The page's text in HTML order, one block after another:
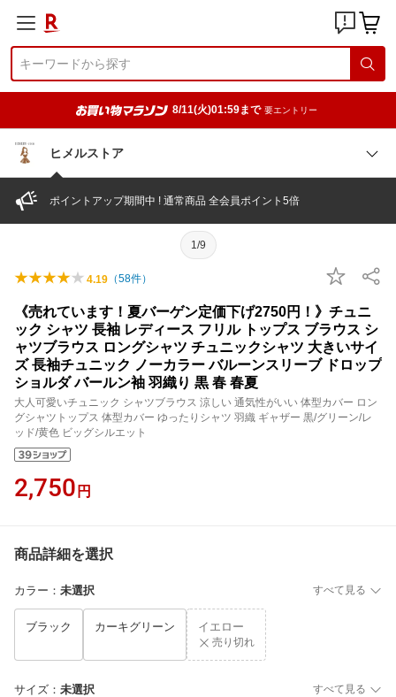
8/11(火)01:59まで 要エントリー
ヒメルストア
ポイントアップ期間中 ! 通常商品 全会員ポイント5倍
1/9
4.19 （58件）
《売れています！夏バーゲン定価下げ2750円！》チュニ
ック シャツ 長袖 レディース フリル トップス ブラウス シ
ャツブラウス ロングシャツ チュニックシャツ 大きいサイ
ズ 長袖チュニック ノーカラー バルーンスリーブ ドロップ
ショルダ バールン袖 羽織り 黒 春 春夏
大人可愛いチュニック シャツブラウス 涼しい 通気性がいい 体型カバー ロン
グシャツトップス 体型カバー ゆったりシャツ 羽織 ギャザー 黒/グリーン/レ
ッド/黄色 ビッグシルエット
2,750 円
商品詳細を選択
カラー ： 未選択 すべて見る
ブラック カーキグリーン イエロー
売り切れ
サイズ ： 未選択 すべて見る